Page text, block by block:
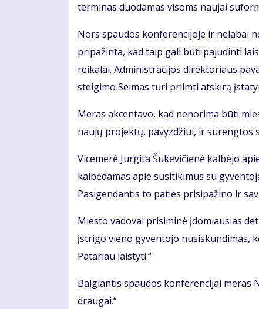
terminas duodamas visoms naujai
Nors spaudos konferencijoje ir nelabai
pripažinta, kad taip gali būti pajudinti
reikalai. Administracijos direktoriaus
steigimo Seimas turi priimti atskirą
Meras akcentavo, kad nenorima būti
naujų projektų, pavyzdžiui, ir surengtos
Vicemerė Jurgita Šukevičienė kalbėjo
kalbėdamas apie susitikimus su
Pasigendantis to paties prisipažino ir
Miesto vadovai prisiminė įdomiausias
įstrigo vieno gyventojo nusiskundimas,
Patariau laistyti.“
Baigiantis spaudos konferencijai meras
draugai.“